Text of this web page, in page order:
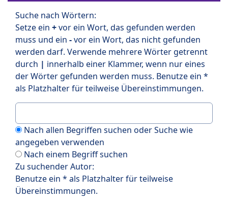
Suche nach Wörtern:
Setze ein +vor ein Wort, das gefunden werden
muss und ein -vor ein Wort, das nicht gefunden
werden darf. Verwende mehrere Wörter getrennt
durch | innerhalb einer Klammer, wenn nur eines
der Wörter gefunden werden muss. Benutze ein *
als Platzhalter für teilweise Übereinstimmungen.
Nach allen Begriffen suchen oder Suche wie
angegeben verwenden
Nach einem Begriff suchen
Zu suchender Autor:
Benutze ein * als Platzhalter für teilweise
Übereinstimmungen.